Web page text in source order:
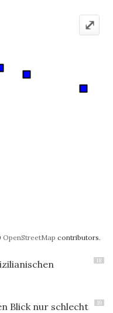
OpenStreetMap contributors.
⤢
18
19
Blick nur schlecht